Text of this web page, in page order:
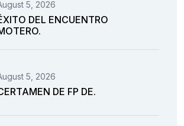
5, 2026
DEL ENCUENTRO
5, 2026
DE FP DE.